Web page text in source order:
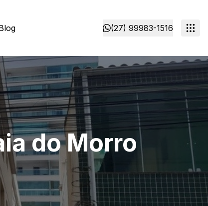
(27) 99983-1516
do Morro